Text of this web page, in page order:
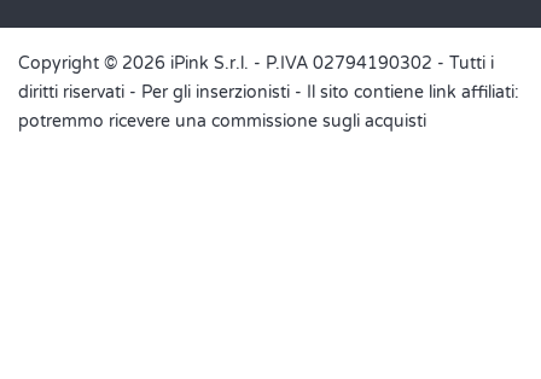
Copyright © 2026 iPink S.r.l. - P.IVA 02794190302 - Tutti i
diritti riservati - Per gli inserzionisti - Il sito contiene link affiliati:
potremmo ricevere una commissione sugli acquisti